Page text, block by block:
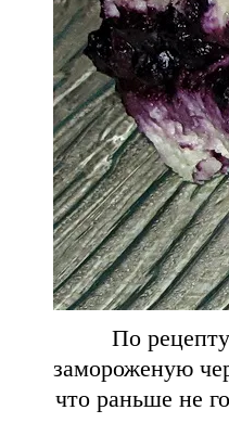
По
замороженую
что раньше не